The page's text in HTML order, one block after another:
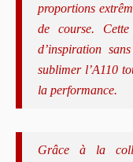
proportions
de course.
d’inspiration
sublimer l’A110
la performance.
Grâce à la